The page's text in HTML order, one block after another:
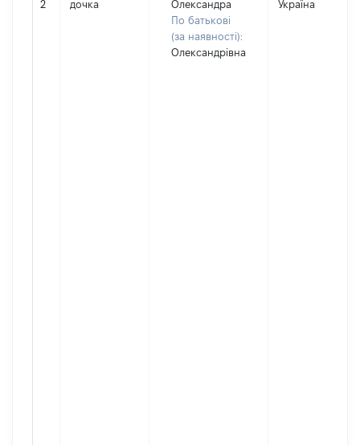
2 дочка
Олександра
По батькові
(за наявності):
Олександрівна
Україна